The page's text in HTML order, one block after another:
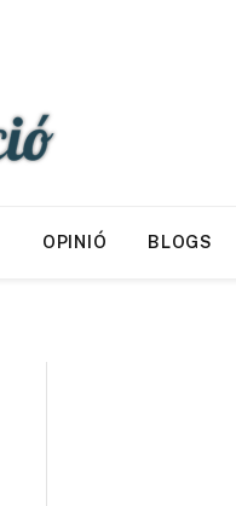
OPINIÓ BLOGS